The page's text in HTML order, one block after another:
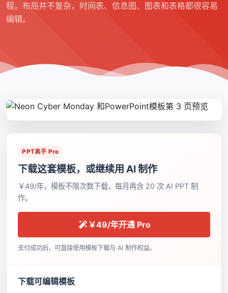
程。布局并不复杂，时间表、信息图、图表和表格都很容易
编辑。
PPT高手 Pro
下载这套模板，或继续用 AI 制作
￥49/年，模板不限次数下载，每月再含 20 次 AI PPT 制
作。
￥49/年开通 Pro
支付成功后，可直接使用模板下载与 AI 制作权益。
下载可编辑模板